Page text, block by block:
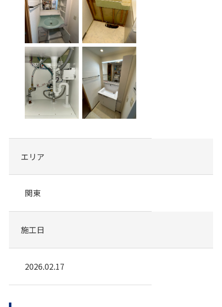
エリア
関東
施工日
2026.02.17